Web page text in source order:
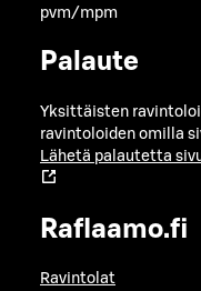
pvm/mpm
Palaute
Yksittäisten
ravintoloiden omilla
Lähetä palautetta
Raflaamo.fi
Ravintolat